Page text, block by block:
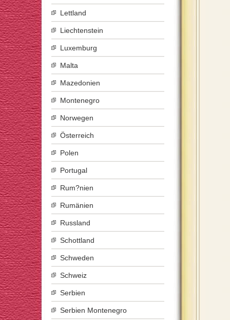
Lettland
Liechtenstein
Luxemburg
Malta
Mazedonien
Montenegro
Norwegen
Österreich
Polen
Portugal
Rum?nien
Rumänien
Russland
Schottland
Schweden
Schweiz
Serbien
Serbien Montenegro